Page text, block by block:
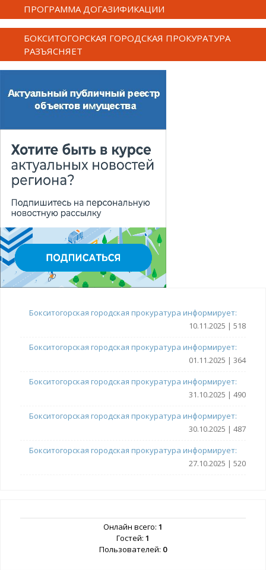
ПРОГРАММА ДОГАЗИФИКАЦИИ
БОКСИТОГОРСКАЯ ГОРОДСКАЯ ПРОКУРАТУРА
РАЗЪЯСНЯЕТ
Бокситогорская городская прокуратура информирует:
10.11.2025 | 518
Бокситогорская городская прокуратура информирует:
01.11.2025 | 364
Бокситогорская городская прокуратура информирует:
31.10.2025 | 490
Бокситогорская городская прокуратура информирует:
30.10.2025 | 487
Бокситогорская городская прокуратура информирует:
27.10.2025 | 520
Онлайн всего: 1
Гостей: 1
Пользователей: 0